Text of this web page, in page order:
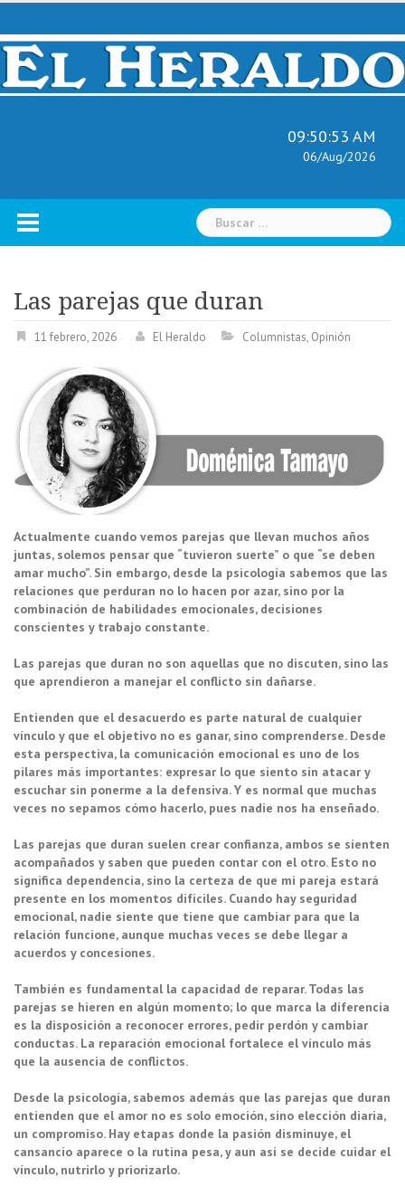
Skip
content
09:50:54 AM
06/Aug/2026
Buscar:
Las parejas que duran
11 febrero, 2026 El Heraldo Columnistas, Opinión
Actualmente cuando vemos parejas que llevan muchos años
juntas, solemos pensar que “tuvieron suerte” o que “se deben
amar mucho”. Sin embargo, desde la psicología sabemos que las
relaciones que perduran no lo hacen por azar, sino por la
combinación de habilidades emocionales, decisiones
conscientes y trabajo constante.
Las parejas que duran no son aquellas que no discuten, sino las
que aprendieron a manejar el conflicto sin dañarse.
Entienden que el desacuerdo es parte natural de cualquier
vínculo y que el objetivo no es ganar, sino comprenderse. Desde
esta perspectiva, la comunicación emocional es uno de los
pilares más importantes: expresar lo que siento sin atacar y
escuchar sin ponerme a la defensiva. Y es normal que muchas
veces no sepamos cómo hacerlo, pues nadie nos ha enseñado.
Las parejas que duran suelen crear confianza, ambos se sienten
acompañados y saben que pueden contar con el otro. Esto no
significa dependencia, sino la certeza de que mi pareja estará
presente en los momentos difíciles. Cuando hay seguridad
emocional, nadie siente que tiene que cambiar para que la
relación funcione, aunque muchas veces se debe llegar a
acuerdos y concesiones.
También es fundamental la capacidad de reparar. Todas las
parejas se hieren en algún momento; lo que marca la diferencia
es la disposición a reconocer errores, pedir perdón y cambiar
conductas. La reparación emocional fortalece el vínculo más
que la ausencia de conflictos.
Desde la psicología, sabemos además que las parejas que duran
entienden que el amor no es solo emoción, sino elección diaria,
un compromiso. Hay etapas donde la pasión disminuye, el
cansancio aparece o la rutina pesa, y aun así se decide cuidar el
vínculo, nutrirlo y priorizarlo.